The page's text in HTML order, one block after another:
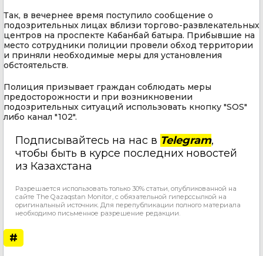
Так, в вечернее время поступило сообщение о
подозрительных лицах вблизи торгово-развлекательных
центров на проспекте Кабанбай батыра. Прибывшие на
место сотрудники полиции провели обход территории
и приняли необходимые меры для установления
обстоятельств.
Полиция призывает граждан соблюдать меры
предосторожности и при возникновении
подозрительных ситуаций использовать кнопку "SOS"
либо канал "102".
Подписывайтесь на нас в Telegram,
чтобы быть в курсе последних новостей
из Казахстана
Разрешается использовать только 30% статьи, опубликованной на
сайте The Qazaqstan Monitor, с обязательной гиперссылкой на
оригинальный источник. Для перепубликации полного материала
необходимо письменное разрешение редакции.
#